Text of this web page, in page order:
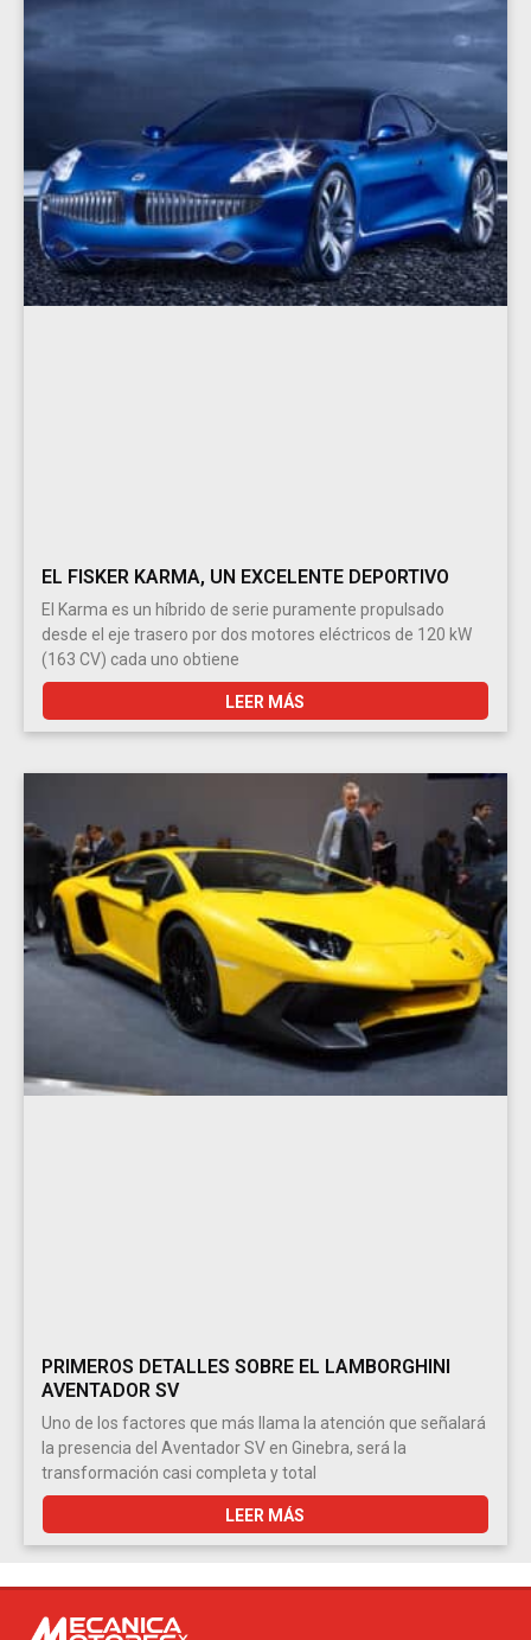
EL FISKER KARMA, UN EXCELENTE DEPORTIVO
El Karma es un híbrido de serie puramente propulsado
desde el eje trasero por dos motores eléctricos de 120 kW
(163 CV) cada uno obtiene
LEER MÁS
PRIMEROS DETALLES SOBRE EL LAMBORGHINI
AVENTADOR SV
Uno de los factores que más llama la atención que señalará
la presencia del Aventador SV en Ginebra, será la
transformación casi completa y total
LEER MÁS